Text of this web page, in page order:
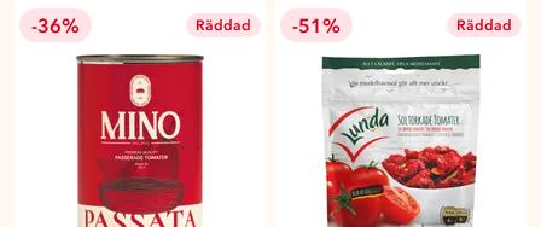
-36% Räddad -51% Räddad